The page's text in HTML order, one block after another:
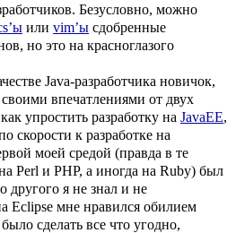
Безусловно, можно
или vim’ы сдобренные
но это на красноглазого
Java-разработчика новичок,
впечатлениями от двух
упростить разработку на JavaEE,
скорости к разработке на
моей средой (правда в те
Perl и PHP, а иногда на Ruby) был
другого я не знал и не
Eclipse мне нравился обилием
сделать все что угодно,